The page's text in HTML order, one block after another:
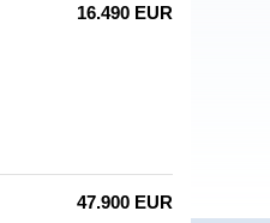
16.490 EUR
47.900 EUR